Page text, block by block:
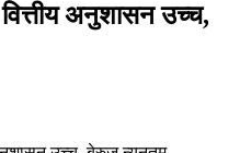
वित्तीय अनुशासन उच्च,